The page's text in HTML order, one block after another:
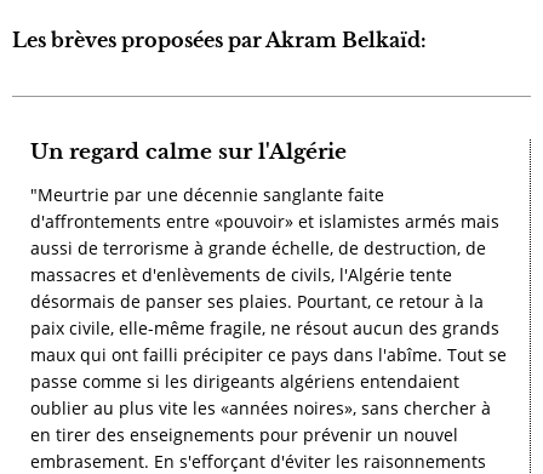
Les brèves proposées par Akram Belkaïd:
Un regard calme sur l'Algérie
"Meurtrie par une décennie sanglante faite
d'affrontements entre «pouvoir» et islamistes armés mais
aussi de terrorisme à grande échelle, de destruction, de
massacres et d'enlèvements de civils, l'Algérie tente
désormais de panser ses plaies. Pourtant, ce retour à la
paix civile, elle-même fragile, ne résout aucun des grands
maux qui ont failli précipiter ce pays dans l'abîme. Tout se
passe comme si les dirigeants algériens entendaient
oublier au plus vite les «années noires», sans chercher à
en tirer des enseignements pour prévenir un nouvel
embrasement. En s'efforçant d'éviter les raisonnements